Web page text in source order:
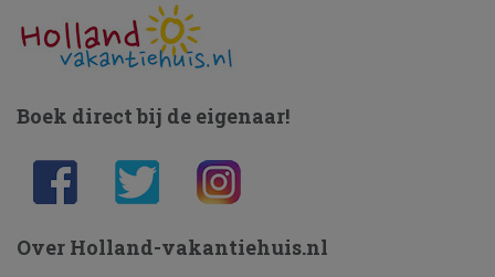
Boek direct bij de eigenaar!
Over Holland-vakantiehuis.nl